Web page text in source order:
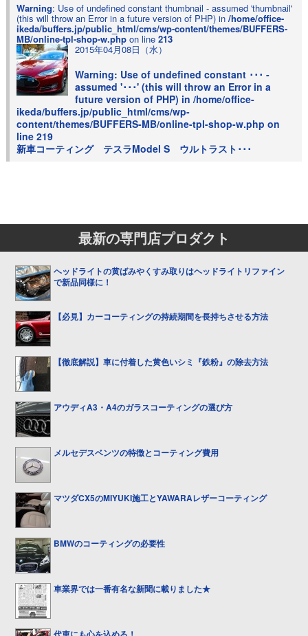
Warning: Use of undefined constant thumbnail - assumed 'thumbnail'
(this will throw an Error in a future version of PHP) in /home/office-
ikeda/buffers.jp/public_html/cms/wp-content/themes/BUFFERS-
MB/online-tpl-shop-w.phpon line 213
2015年04月08日（水）
Warning: Use of undefined constant ･･･ -
assumed '･･･' (this will throw an Error in a
future version of PHP) in /home/office-
ikeda/buffers.jp/public_html/cms/wp-
content/themes/BUFFERS-MB/online-tpl-shop-w.php on
line 219
新車コーティング テスラModel S ウルトラスト･･･
最新の専門店プロダクト
ヘッドライトの黄ばみやくすみ取りはヘッドライトリファイン
で新品同様に！
【必見】カーコーティングの持続期間を長持ちさせる方法
【徹底解説】車に付着した黄色いシミ『鉄粉』の除去方法
アウディA3・A4のガラスコーティングの選び方
メルセデスベンツの特徴とコーティング費用
マツダCX5のMIYUKI施工とYAWARAレザーコーティング
BMWのコーティングの必要性
車業界では一番有名な新聞に載りました★